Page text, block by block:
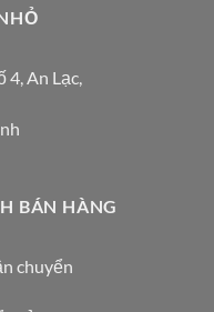
4, An Lạc,
BÁN HÀNG
chuyển